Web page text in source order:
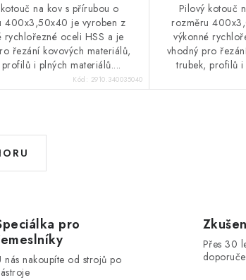
na kov s přírubou o
400x3,50x40 je vyroben z
rychlořezné oceli HSS a je
řezání kovových materiálů,
i plných materiálů....
Kód: 2910.340035040
Pilový kotouč
rozměru
výkonné
vhodný pro
trubek, profilů i
pro
nás nakoupíte od strojů po
Přes 30